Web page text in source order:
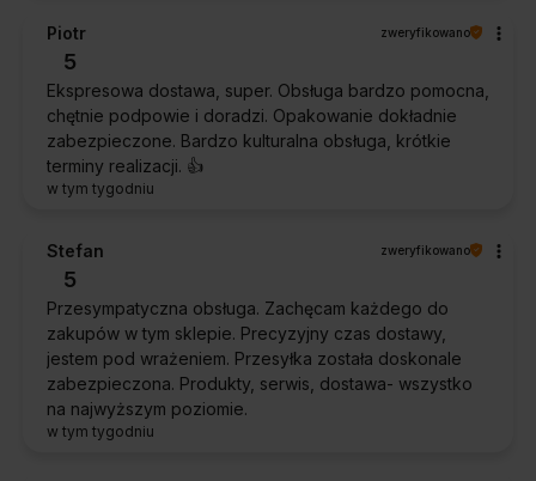
Piotr zweryfikowano
5
Ekspresowa dostawa, super. Obsługa bardzo pomocna,
chętnie podpowie i doradzi. Opakowanie dokładnie
zabezpieczone. Bardzo kulturalna obsługa, krótkie
terminy realizacji. 👍️
w tym tygodniu
Stefan zweryfikowano
5
Przesympatyczna obsługa. Zachęcam każdego do
zakupów w tym sklepie. Precyzyjny czas dostawy,
jestem pod wrażeniem. Przesyłka została doskonale
zabezpieczona. Produkty, serwis, dostawa- wszystko
na najwyższym poziomie.
w tym tygodniu